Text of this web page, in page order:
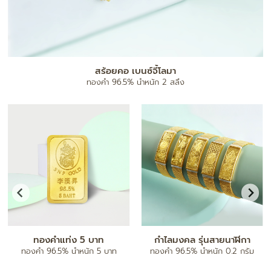
แผ่นทองมงคล
ทองคำ 96.5% น้ำหนัก 0.1 กรัม
จี้ตัวอักษร A-Z
ทองคำ 96.5% น้ำหนัก ครึ่งสลึง/ 1
กำไลข้อมือ
ทองคำ 80% ฝังเพชรแท้